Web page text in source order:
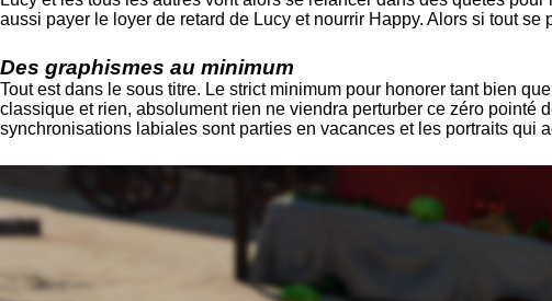
aussi payer le loyer de retard de Lucy et nourrir Happy. Alors si tout
Des graphismes au minimum
Tout est dans le sous titre. Le strict minimum pour honorer tant bien
classique et rien, absolument rien ne viendra perturber ce zéro pointé
synchronisations labiales sont parties en vacances et les portraits qui